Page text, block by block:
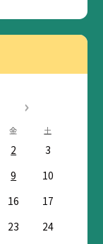
金 土
2
3
9
10
16
17
23
24